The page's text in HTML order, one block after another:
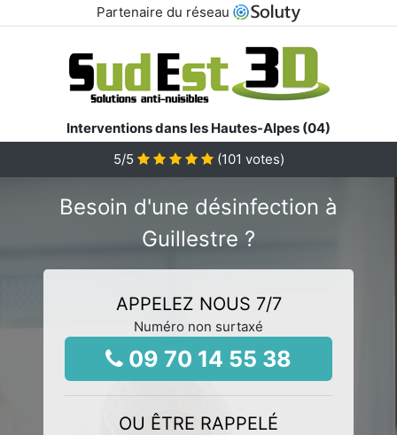
Partenaire du réseau
Interventions dans les Hautes-Alpes (04)
5/5 (101 votes)
Besoin d'une désinfection à
Guillestre ?
APPELEZ NOUS 7/7
Numéro non surtaxé
09 70 14 55 38
OU ÊTRE RAPPELÉ